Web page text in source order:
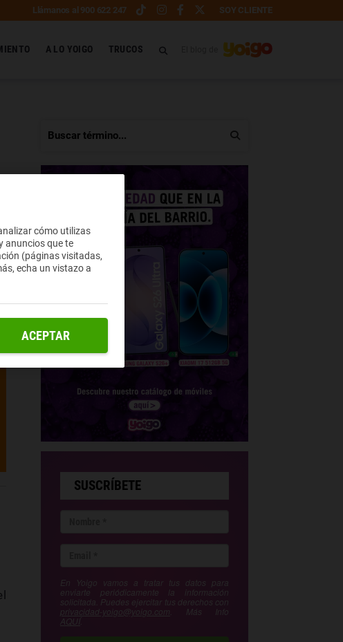
Llámanos al 900 622 247 SOY CLIENTE
A LO YOIGO TRUCOS
SUSCRÍBETE
En Yoigo vamos a tratar tus datos para
enviarte periódicamente la información
solicitada. Puedes ejercitar tus derechos con
privacidad-yoigo@yoigo.com . Más Info
AQUÍ
cómo utilizas
anuncios que te
(páginas visitadas,
echa un vistazo a
ACEPTAR